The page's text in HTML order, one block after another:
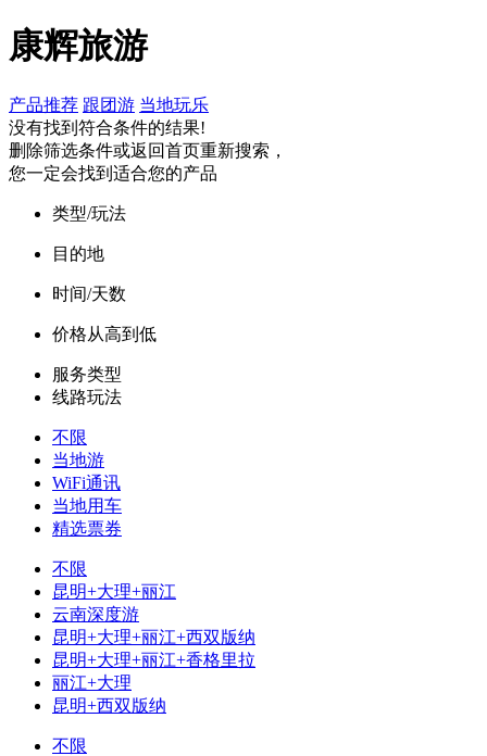
康辉旅游
产品推荐 跟团游 当地玩乐
没有找到符合条件的结果!
删除筛选条件或返回首页重新搜索，
您一定会找到适合您的产品
类型/玩法
目的地
时间/天数
价格从高到低
服务类型
线路玩法
不限
当地游
WiFi通讯
当地用车
精选票券
不限
昆明+大理+丽江
云南深度游
昆明+大理+丽江+西双版纳
昆明+大理+丽江+香格里拉
丽江+大理
昆明+西双版纳
不限